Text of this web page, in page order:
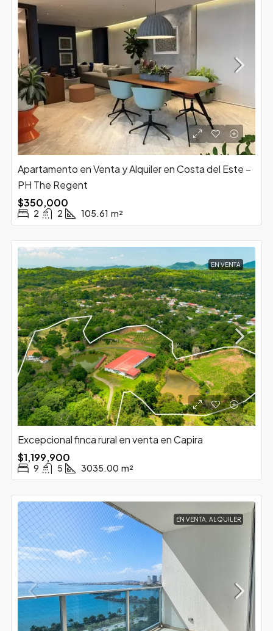
Apartamento en Venta y Alquiler en Costa del Este –
PH The Regent
$350,000
2 2 105.61 m²
EN VENTA
Excepcional finca rural en venta en Capira
$1,199,900
9 5 3035.00 m²
EN VENTA, ALQUILER